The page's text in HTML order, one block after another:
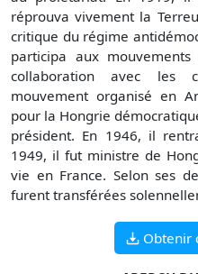
réprouva vivement la
critique du régime
participa aux
collaboration avec les
mouvement organisé en
pour la Hongrie
président. En 1946, il
1949, il fut ministre de
vie en France. Selon ses
furent transférées
Obtenir